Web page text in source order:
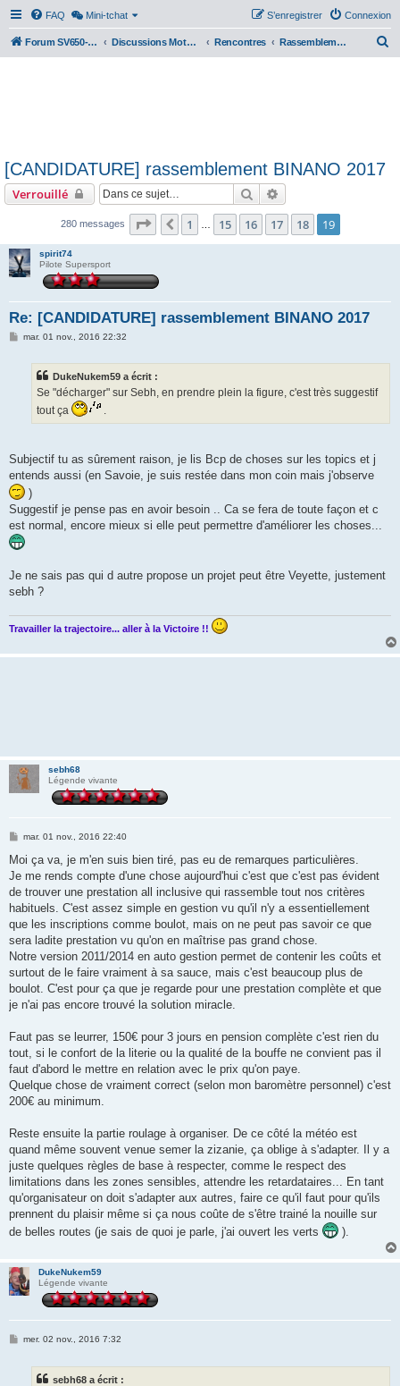
FAQ Mini-tchat Connexion
S’enregistrer
Forum SV650-SV1000 Discussions Motos & Motard(e)s Rencontres Rassemblements nationaux
[CANDIDATURE] rassemblement BINANO 2017
Verrouillé Rechercher
280 messages Page 19 sur 19
Précédente
1 15 16 17 18 19
spirit74
Pilote Supersport
Re: [CANDIDATURE] rassemblement BINANO 2017
Mmar. 01 nov., 2016 22:32
DukeNukem59 a écrit :
Se "décharger" sur Sebh, en prendre plein la figure, c'est très suggestif
tout ça
.
Subjectif tu as sûrement raison, je lis Bcp de choses sur les topics et j
entends aussi (en Savoie, je suis restée dans mon coin mais j'observe
)
Suggestif je pense pas en avoir besoin .. Ca se fera de toute façon et c
est normal, encore mieux si elle peut permettre d'améliorer les choses...
Je ne sais pas qui d autre propose un projet peut être Veyette, justement
sebh ?
Travailler la trajectoire... aller à la Victoire !!
sebh68
Légende vivante
M
s
a
g
mar. 01 nov., 2016 22:40
Moi ça va, je m'en suis bien tiré, pas eu de remarques particulières.
Je me rends compte d'une chose aujourd'hui c'est que c'est pas évident
de trouver une prestation all inclusive qui rassemble tout nos critères
habituels. C'est assez simple en gestion vu qu'il n'y a essentiellement
que les inscriptions comme boulot, mais on ne peut pas savoir ce que
sera ladite prestation vu qu'on en maîtrise pas grand chose.
Notre version 2011/2014 en auto gestion permet de contenir les coûts et
surtout de le faire vraiment à sa sauce, mais c'est beaucoup plus de
boulot. C'est pour ça que je regarde pour une prestation complète et que
je n'ai pas encore trouvé la solution miracle.
Faut pas se leurrer, 150€ pour 3 jours en pension complète c'est rien du
tout, si le confort de la literie ou la qualité de la bouffe ne convient pas il
faut d'abord le mettre en relation avec le prix qu'on paye.
Quelque chose de vraiment correct (selon mon baromètre personnel) c'est
200€ au minimum.
Reste ensuite la partie roulage à organiser. De ce côté la météo est
quand même souvent venue semer la zizanie, ça oblige à s'adapter. Il y a
juste quelques règles de base à respecter, comme le respect des
limitations dans les zones sensibles, attendre les retardataires... En tant
qu'organisateur on doit s'adapter aux autres, faire ce qu'il faut pour qu'ils
prennent du plaisir même si ça nous coûte de s'être trainé la nouille sur
de belles routes (je sais de quoi je parle, j'ai ouvert les verts
).
DukeNukem59
Légende vivante
Mmer. 02 nov., 2016 7:32
sebh68 a écrit :